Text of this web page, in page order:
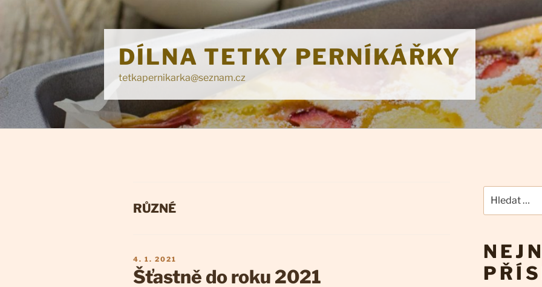
DÍLNA TETKY PERNÍKÁŘKY
tetkapernikarka@seznam.cz
RUBRIKY
RŮZNÉ
PUBLIKOVÁNO
4. 1. 2021
Šťastně do roku 2021